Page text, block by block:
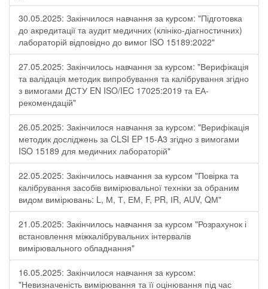
30.05.2025: Закінчилося навчання за курсом: "Підготовка
до акредитації та аудит медичних (клініко-діагностичних)
лабораторій відповідно до вимог ISO 15189:2022"
27.05.2025: Закінчилось навчання за курсом: "Верифікація
та валідація методик випробування та калібрування згідно
з вимогами ДСТУ EN ISO/IEC 17025:2019 та ЕА-
рекомендацій"
26.05.2025: Закінчилося навчання за курсом: "Верифікація
методик досліджень за CLSI EP 15-A3 згідно з вимогами
ISO 15189 для медичних лабораторій"
22.05.2025: Закінчилось навчання за курсом "Повірка та
калібрування засобів вимірювальної техніки за обраним
видом вимірювань: L, М, Т, ЕМ, F, РR, ІR, АUV, QМ"
21.05.2025: Закінчилось навчання за курсом "Розрахунок і
встановлення міжкалібрувальних інтервалів
вимірювального обладнання"
16.05.2025: Закінчилося навчання за курсом:
"Невизначеність вимірювання та її оцінювання під час